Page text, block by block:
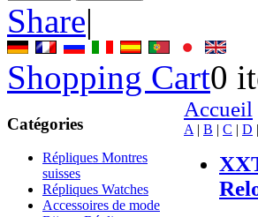
Share|
Shopping Cart0
Catégories
Répliques Montres
suisses
Répliques Watches
Accessoires de mode
Accueil
A | B | C | D |